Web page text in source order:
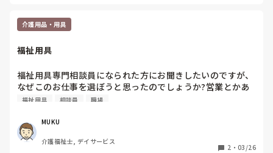
と思います^_^
介護用品・用具
福祉用具
福祉用具専門相談員になられた方にお聞きしたいのですが、
なぜこのお仕事を選ぼうと思ったのでしょうか?営業とかあ
るイメージなのですがキツくないですか?
福祉用具 相談員 職場
MUKU
介護福祉士, デイサービス
2 ・ 03/26